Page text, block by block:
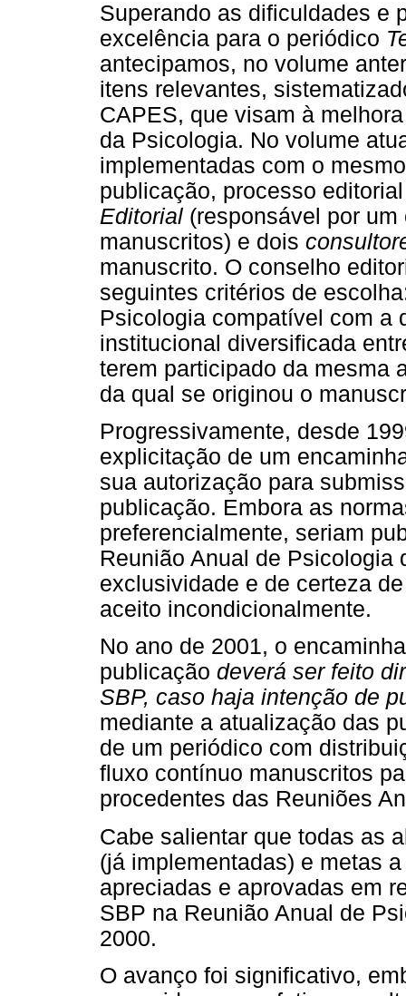
Superando as dificuldades e
excelência para o periódico
antecipamos, no volume
itens relevantes,
CAPES, que visam à
da Psicologia. No volume
implementadas com o
publicação, processo
Editorial (responsável por
manuscritos) e dois
manuscrito. O conselho
seguintes critérios de
Psicologia compatível com a
institucional diversificada
terem participado da mesma
da qual se originou o
Progressivamente, desde
explicitação de um
sua autorização para
publicação. Embora as
preferencialmente, seriam
Reunião Anual de Psicologia
exclusividade e de certeza
aceito incondicionalmente.
No ano de 2001, o
publicação deverá ser feito
SBP, caso haja intenção de
mediante a atualização das
de um periódico com
fluxo contínuo manuscritos
procedentes das Reuniões
Cabe salientar que todas as
(já implementadas) e metas
apreciadas e aprovadas em
SBP na Reunião Anual de
2000.
O avanço foi significativo,